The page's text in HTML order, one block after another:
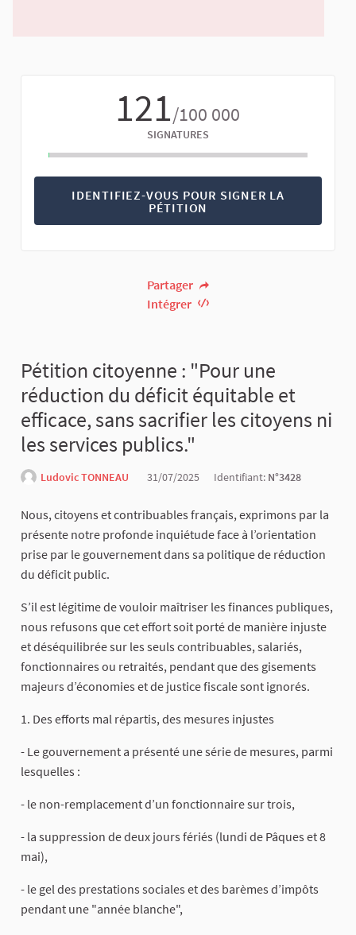
121/100 000
SIGNATURES
IDENTIFIEZ-VOUS POUR SIGNER LA
PÉTITION
Partager
Intégrer
Pétition citoyenne : "Pour une
réduction du déficit équitable et
efficace, sans sacrifier les citoyens ni
les services publics."
Ludovic TONNEAU 31/07/2025 Identifiant: N°3428
Nous, citoyens et contribuables français, exprimons par la
présente notre profonde inquiétude face à l’orientation
prise par le gouvernement dans sa politique de réduction
du déficit public.
S’il est légitime de vouloir maîtriser les finances publiques,
nous refusons que cet effort soit porté de manière injuste
et déséquilibrée sur les seuls contribuables, salariés,
fonctionnaires ou retraités, pendant que des gisements
majeurs d’économies et de justice fiscale sont ignorés.
1. Des efforts mal répartis, des mesures injustes
- Le gouvernement a présenté une série de mesures, parmi
lesquelles :
- le non-remplacement d’un fonctionnaire sur trois,
- la suppression de deux jours fériés (lundi de Pâques et 8
mai),
- le gel des prestations sociales et des barèmes d’impôts
pendant une "année blanche",